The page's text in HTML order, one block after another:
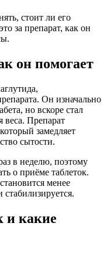
стоит ли его
за препарат, как он
он помогает
Он изначально
но вскоре стал
веса. Препарат
замедляет
сытости.
в неделю, поэтому
о приёме таблеток.
менее
и какие